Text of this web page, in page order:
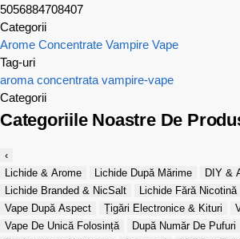
5056884708407
Categorii
Arome Concentrate Vampire Vape
Tag-uri
aroma concentrata vampire-vape
Categorii
Categoriile Noastre De
‹
Lichide & Arome
Lichide După Mărime
DIY &
Lichide Branded & NicSalt
Lichide Fără Nicotină
Vape După Aspect
Țigări Electronice & Kituri
Vape De Unică Folosință
După Număr De Pufuri